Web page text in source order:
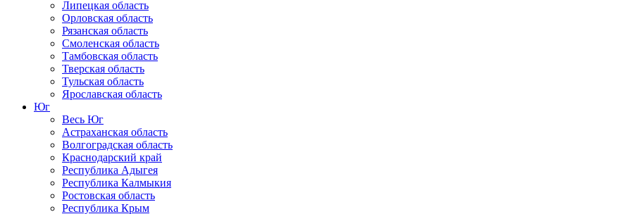
Липецкая область
Орловская область
Рязанская область
Смоленская область
Тамбовская область
Тверская область
Тульская область
Ярославская область
Юг
Весь Юг
Астраханская область
Волгоградская область
Краснодарский край
Республика Адыгея
Республика Калмыкия
Ростовская область
Республика Крым